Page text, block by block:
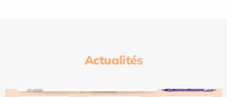
Actualités